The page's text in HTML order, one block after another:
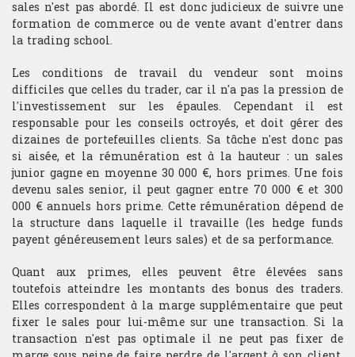
Bourse de recherche
sales n'est pas abordé. Il est donc judicieux de suivre une
formation de commerce ou de vente avant d'entrer dans
la trading school.
Les conditions de travail du vendeur sont moins
difficiles que celles du trader, car il n'a pas la pression de
l'investissement sur les épaules. Cependant il est
responsable pour les conseils octroyés, et doit gérer des
dizaines de portefeuilles clients. Sa tâche n'est donc pas
si aisée, et la rémunération est à la hauteur : un sales
junior gagne en moyenne 30 000 €, hors primes. Une fois
devenu sales senior, il peut gagner entre 70 000 € et 300
000 € annuels hors prime. Cette rémunération dépend de
la structure dans laquelle il travaille (les hedge funds
payent généreusement leurs sales) et de sa performance.
Quant aux primes, elles peuvent être élevées sans
toutefois atteindre les montants des bonus des traders.
Elles correspondent à la marge supplémentaire que peut
fixer le sales pour lui-même sur une transaction. Si la
transaction n'est pas optimale il ne peut pas fixer de